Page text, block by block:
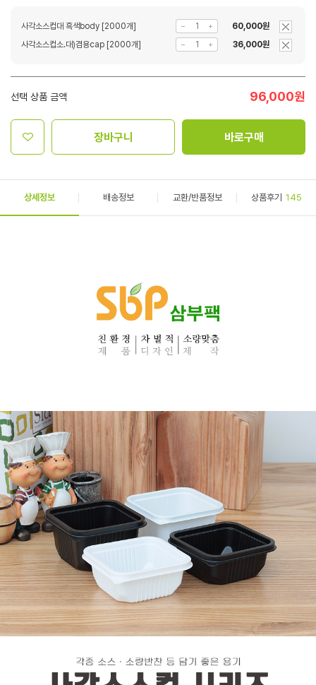
사각소스컵대 흑색body [2000개]
60,000원
사각소스컵소.대)겸용cap [2000개]
36,000원
선택 상품 금액 96,000원
장바구니 바로구매
상세정보 배송정보 교환/반품정보 상품후기 145